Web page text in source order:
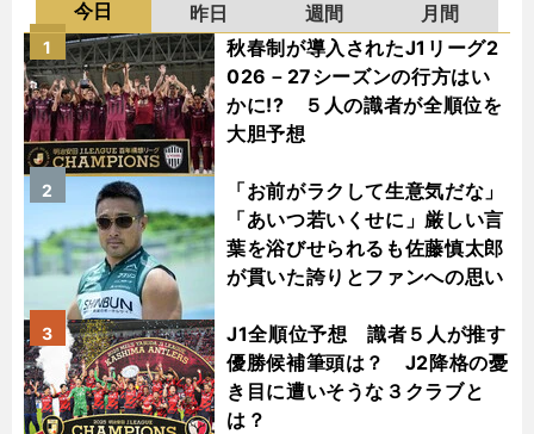
今日 昨日 週間
月間
秋春制が導入されたJ1リーグ2
026－27シーズンの行方はい
かに!? ５人の識者が全順位を
大胆予想
1
「お前がラクして生意気だな」
「あいつ若いくせに」厳しい言
葉を浴びせられるも佐藤慎太郎
が貫いた誇りとファンへの思い
2
J1全順位予想 識者５人が推す
優勝候補筆頭は？ J2降格の憂
き目に遭いそうな３クラブと
は？
3